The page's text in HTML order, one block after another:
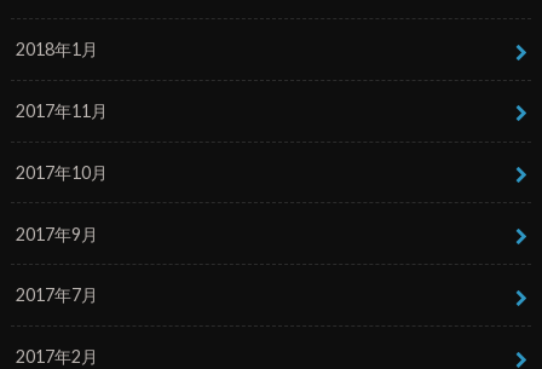
2018年1月
2017年11月
2017年10月
2017年9月
2017年7月
2017年2月